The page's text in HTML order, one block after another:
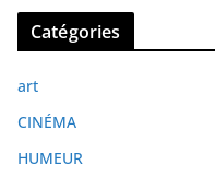
c
v
e
s
Catégories
art
CINÉMA
HUMEUR